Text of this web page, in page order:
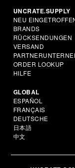
UNCRATE.SUPPLY
NEU
BRANDS
RÜCKSENDUNGEN
VERSAND
ORDER LOOKUP
HILFE
GLOBAL
ESPAÑOL
FRANÇAIS
DEUTSCHE
日本語
中文